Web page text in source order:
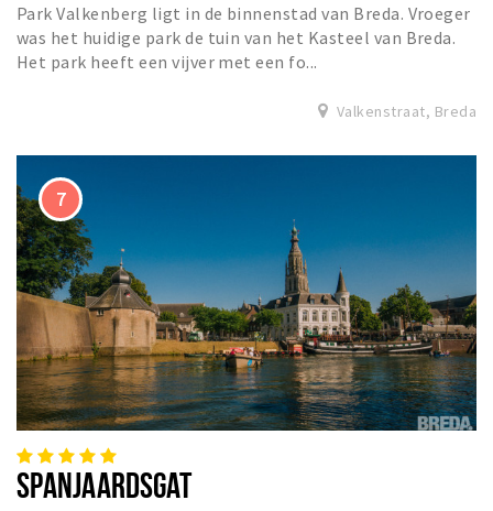
Park Valkenberg ligt in de binnenstad van Breda. Vroeger
was het huidige park de tuin van het Kasteel van Breda.
Het park heeft een vijver met een fo...
Valkenstraat, Breda
SPANJAARDSGAT